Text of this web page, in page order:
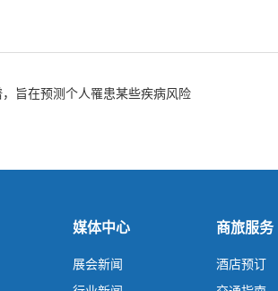
旨在预测个人罹患某些疾病风险
媒体中心
展会新闻
商旅服务
酒店预订